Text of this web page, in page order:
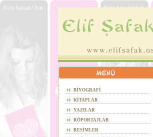
BİYOGRAFİ
KİTAPLAR
YAZILAR
RÖPORTAJLAR
RESİMLER